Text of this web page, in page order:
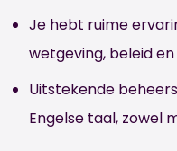
Je hebt ruime
wetgeving, beleid
Uitstekende
Engelse taal, zowel